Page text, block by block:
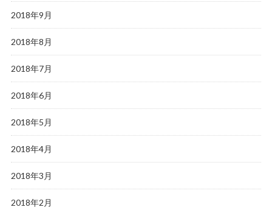
2018年9月
2018年8月
2018年7月
2018年6月
2018年5月
2018年4月
2018年3月
2018年2月